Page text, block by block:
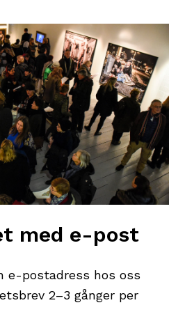
med e-post
e-postadress hos oss
2–3 gånger per